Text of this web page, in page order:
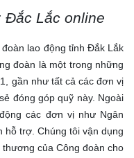
Đắc Lắc online
lao động tỉnh Đắk Lắk
đoàn là một trong những
gần như tất cả các đơn vị
đóng góp quỹ này. Ngoài
các đơn vị như Ngân
hỗ trợ. Chúng tôi vận dụng
của Công đoàn cho